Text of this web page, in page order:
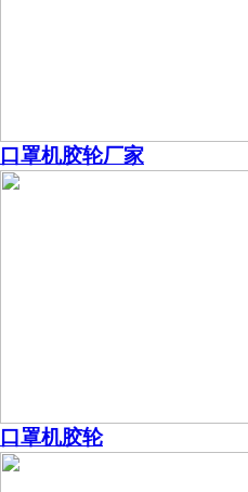
口罩机胶轮厂家
口罩机胶轮